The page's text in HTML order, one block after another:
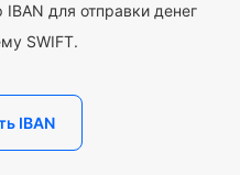
для отправки денег
SWIFT.
IBAN